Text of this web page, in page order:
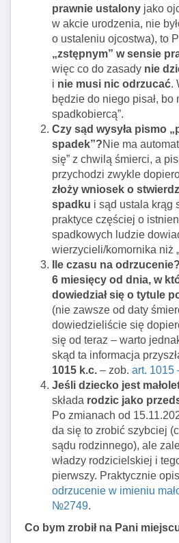
prawnie ustalony jako
w akcie urodzenia, nie
o ustaleniu ojcostwa), to
„zstępnym” w sensie
więc co do zasady nie
i nie musi nic odrzucać.
będzie do niego pisał, bo
spadkobiercą”.
Czy sąd wysyła pismo
spadek”?Nie ma
się” z chwilą śmierci, a
przychodzi zwykle
złoży wniosek o
spadku i sąd ustala krąg
praktyce częściej o
spadkowych ludzie
wierzycieli/komornika niż
Ile czasu na odrzucenie?
6 miesięcy od dnia, w
dowiedział się o tytule
(nie zawsze od daty
dowiedzieliście się
się od teraz – warto
skąd ta informacja
1015 k.c. – zob. art. 1015
Jeśli dziecko jest
składa rodzic jako
Po zmianach od
da się to zrobić szybciej
sądu rodzinnego), ale
władzy rodzicielskiej i
pierwszy. Praktycznie
odrzucenie w imieniu
№2749.
Co bym zrobił na Pani